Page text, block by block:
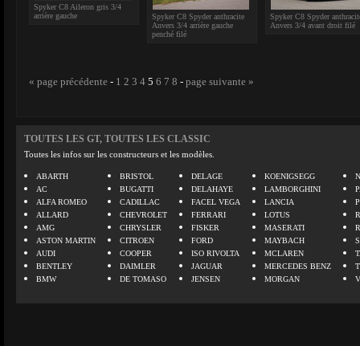
Spyker C8 Aileron gris 3/4
arrière gauche
Spyker C8 Spyder anthracite
Anvers 3/4 arrière gauche
penché filé
Spyker C8 Spyder
Anvers 3/4 avant droit filé
« page précédente - 1 2 3 4 5 6 7 8 - page suivante »
TOUTES LES GT, TOUTES LES CLASSIC
Toutes les infos sur les constructeurs et les modèles.
ABARTH
AC
ALFA ROMEO
ALLARD
AMG
ASTON MARTIN
AUDI
BENTLEY
BMW
BRISTOL
BUGATTI
CADILLAC
CHEVROLET
CHRYSLER
CITROEN
COOPER
DAIMLER
DE TOMASO
DELAGE
DELAHAYE
FACEL VEGA
FERRARI
FISKER
FORD
ISO RIVOLTA
JAGUAR
JENSEN
KOENIGSEGG
LAMBORGHINI
LANCIA
LOTUS
MASERATI
MAYBACH
MCLAREN
MERCEDES BENZ
MORGAN